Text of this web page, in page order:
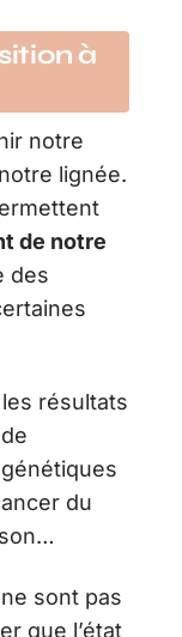
à
notre
lignée.
de notre
des
résultats
du
sont pas
que l’état